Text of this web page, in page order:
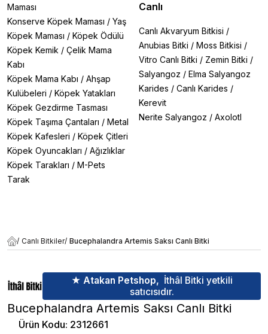
Maması
Konserve Köpek Maması / Yaş
Köpek Maması / Köpek Ödülü
Köpek Kemik / Çelik Mama
Kabı
Köpek Mama Kabı / Ahşap
Kulübeleri / Köpek Yatakları
Köpek Gezdirme Tasması
Köpek Taşıma Çantaları / Metal
Köpek Kafesleri / Köpek Çitleri
Köpek Oyuncakları / Ağızlıklar
Köpek Tarakları / M-Pets
Tarak
Canlı
Canlı Akvaryum Bitkisi /
Anubias Bitki / Moss Bitkisi /
Vitro Canlı Bitki / Zemin Bitki /
Salyangoz / Elma Salyangoz
Karides / Canlı Karides /
Kerevit
Nerite Salyangoz / Axolotl
/ Canlı Bitkiler/ Bucephalandra Artemis Saksı Canlı Bitki
★ Atakan Petshop, İthâl Bitki yetkili
satıcısıdır.
Bucephalandra Artemis Saksı Canlı Bitki
Ürün Kodu: 2312661